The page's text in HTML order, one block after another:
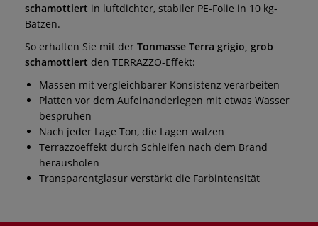
schamottiert in luftdichter, stabiler PE-Folie in 10 kg-
Batzen.
So erhalten Sie mit der Tonmasse Terra grigio, grob
schamottiert den TERRAZZO-Effekt:
Massen mit vergleichbarer Konsistenz verarbeiten
Platten vor dem Aufeinanderlegen mit etwas Wasser
besprühen
Nach jeder Lage Ton, die Lagen walzen
Terrazzoeffekt durch Schleifen nach dem Brand
herausholen
Transparentglasur verstärkt die Farbintensität